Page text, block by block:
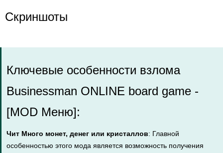
Скриншоты
Ключевые особенности взлома
Businessman ONLINE board game -
[MOD Меню]:
Чит Много монет, денег или кристаллов: Главной
особенностью этого мода является возможность получения